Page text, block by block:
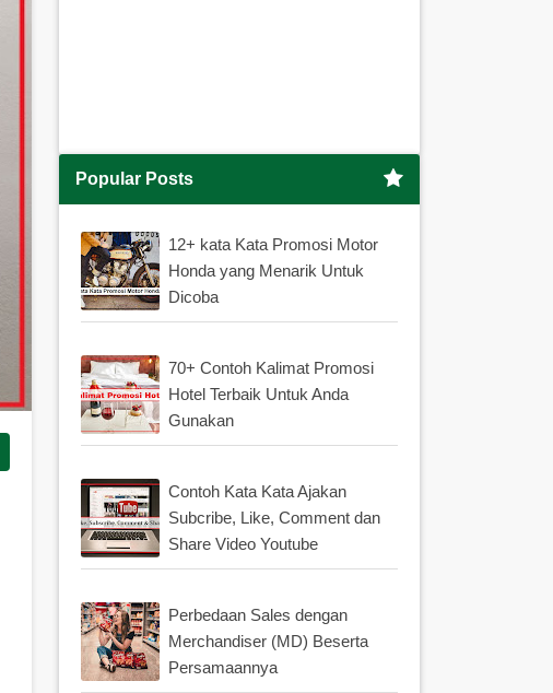
Popular Posts
12+ kata Kata Promosi Motor
Honda yang Menarik Untuk
Dicoba
70+ Contoh Kalimat Promosi
Hotel Terbaik Untuk Anda
Gunakan
Contoh Kata Kata Ajakan
Subcribe, Like, Comment dan
Share Video Youtube
Perbedaan Sales dengan
Merchandiser (MD) Beserta
Persamaannya